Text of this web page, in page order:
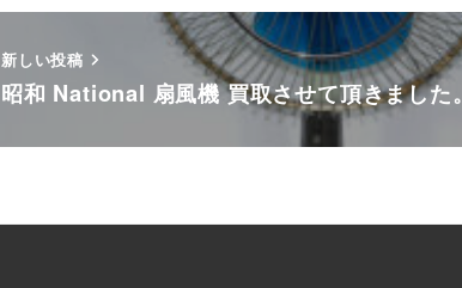
新しい投稿
昭和 National 扇風機 買取させて頂きました。